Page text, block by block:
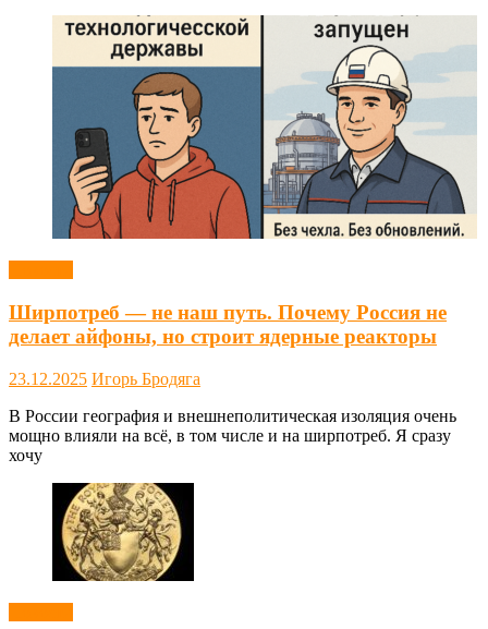
Ширпотреб — не наш путь. Почему Россия не
делает айфоны, но строит ядерные реакторы
23.12.2025 Игорь Бродяга
В России география и внешнеполитическая изоляция очень
мощно влияли на всё, в том числе и на ширпотреб. Я сразу
хочу